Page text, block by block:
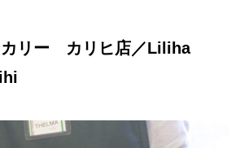
カリー カリヒ店／Liliha